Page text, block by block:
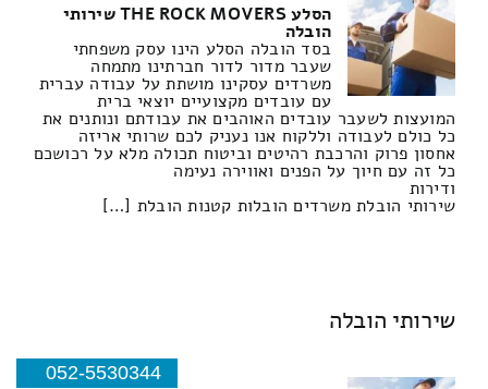
הסלע THE ROCK MOVERS שירותי
הובלה
בסד הובלה הסלע הינו עסק משפחתי
שעבר מדור לדור חברתינו מתמחה
משרדים עסקינו מושתת על עבודה עברית
עם עובדים מקצועיים יוצאי ברית
המועצות לשעבר עובדים האוהבים את עבודתם ונותנים את
כל כולם לעבודה וללקוח אנו נעניק לכם שרותי אריזה
אחסון פרוק והרכבת רהיטים וביטוח תכולה מלא על רכושכם
כל זה עם חיוך על הפנים ואווירה נעימה
ודירות
שירותי הובלת משרדים הובלות קטנות הובלת […]
שירותי הובלה
052-5530344